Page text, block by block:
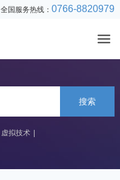
全国服务热线：0766-8820979
搜索
虚拟技术